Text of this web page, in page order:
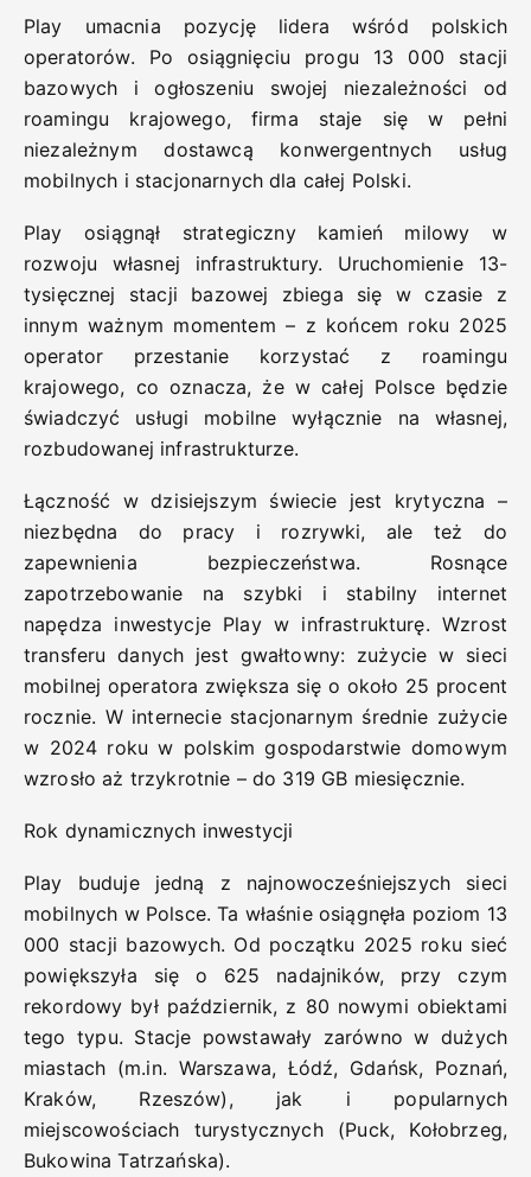
Play umacnia pozycję lidera wśród polskich
operatorów. Po osiągnięciu progu 13 000 stacji
bazowych i ogłoszeniu swojej niezależności od
roamingu krajowego, firma staje się w pełni
niezależnym dostawcą konwergentnych usług
mobilnych i stacjonarnych dla całej Polski.
Play osiągnął strategiczny kamień milowy w
rozwoju własnej infrastruktury. Uruchomienie 13-
tysięcznej stacji bazowej zbiega się w czasie z
innym ważnym momentem – z końcem roku 2025
operator przestanie korzystać z roamingu
krajowego, co oznacza, że w całej Polsce będzie
świadczyć usługi mobilne wyłącznie na własnej,
rozbudowanej infrastrukturze.
Łączność w dzisiejszym świecie jest krytyczna –
niezbędna do pracy i rozrywki, ale też do
zapewnienia bezpieczeństwa. Rosnące
zapotrzebowanie na szybki i stabilny internet
napędza inwestycje Play w infrastrukturę. Wzrost
transferu danych jest gwałtowny: zużycie w sieci
mobilnej operatora zwiększa się o około 25 procent
rocznie. W internecie stacjonarnym średnie zużycie
w 2024 roku w polskim gospodarstwie domowym
wzrosło aż trzykrotnie – do 319 GB miesięcznie.
Rok dynamicznych inwestycji
Play buduje jedną z najnowocześniejszych sieci
mobilnych w Polsce. Ta właśnie osiągnęła poziom 13
000 stacji bazowych. Od początku 2025 roku sieć
powiększyła się o 625 nadajników, przy czym
rekordowy był październik, z 80 nowymi obiektami
tego typu. Stacje powstawały zarówno w dużych
miastach (m.in. Warszawa, Łódź, Gdańsk, Poznań,
Kraków, Rzeszów), jak i popularnych
miejscowościach turystycznych (Puck, Kołobrzeg,
Bukowina Tatrzańska).